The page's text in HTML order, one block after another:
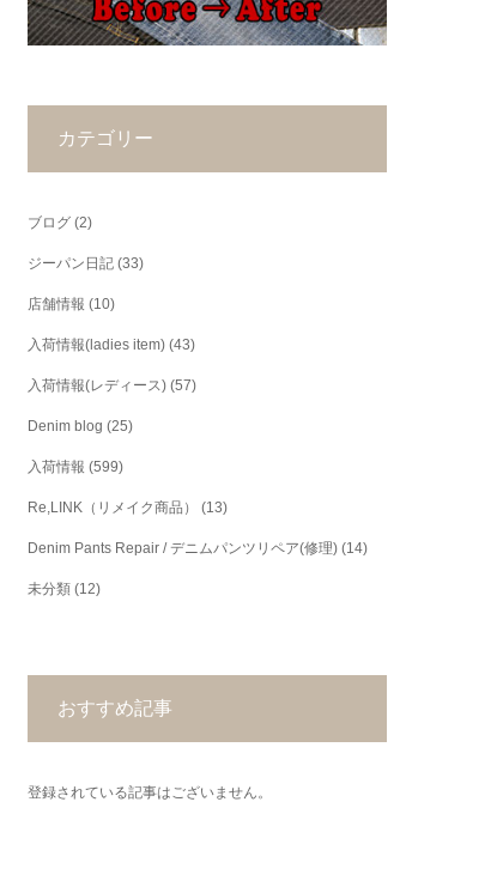
カテゴリー
ブログ (2)
ジーパン日記 (33)
店舗情報 (10)
入荷情報(ladies item) (43)
入荷情報(レディース) (57)
Denim blog (25)
入荷情報 (599)
Re,LINK（リメイク商品） (13)
Denim Pants Repair / デニムパンツリペア(修理) (14)
未分類 (12)
おすすめ記事
登録されている記事はございません。